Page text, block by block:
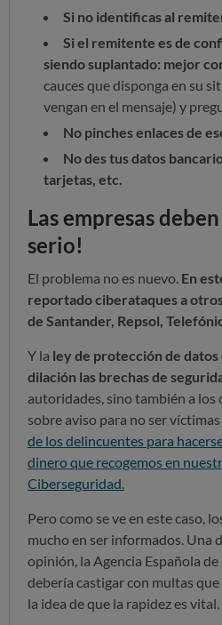
Si no identificas al
Si el remitente es de
siendo suplantado: mejor
cauces que disponga en su
vengan en el mensaje) y
No pinches enlaces de
No des tus datos
tarjetas, etc.
Las empresas
serio!
El problema no es nuevo. En
reportado ciberataques a
de Santander, Repsol,
Y la ley de protección de datos
dilación las brechas de
autoridades, sino también a los
sobre aviso para no ser
de los delincuentes para
dinero que recogemos en
Ciberseguridad.
Pero como se ve en este caso,
mucho en ser informados. Una
opinión, la Agencia Española
debería castigar con multas
la idea de que la rapidez es vital.